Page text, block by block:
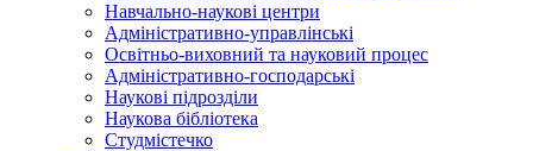
Навчально-наукові центри
Адміністративно-управлінські
Освітньо-виховний та науковий процес
Адміністративно-господарські
Наукові підрозділи
Наукова бібліотека
Студмістечко